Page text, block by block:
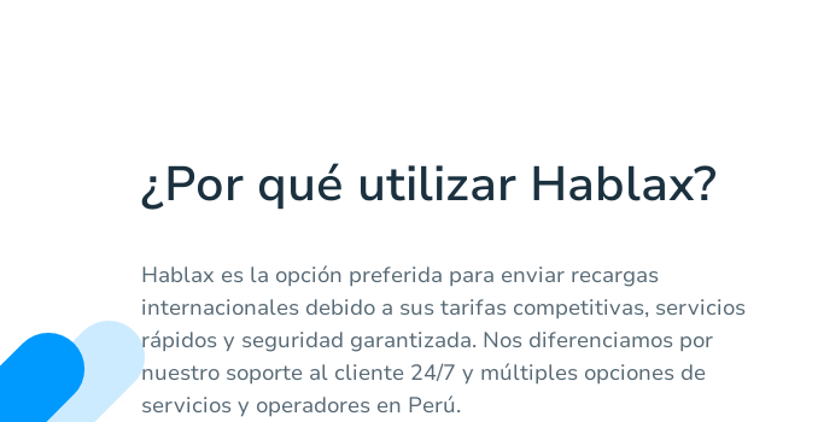
¿Por qué utilizar Hablax?
Hablax es la opción preferida para enviar recargas
internacionales debido a sus tarifas competitivas, servicios
rápidos y seguridad garantizada. Nos diferenciamos por
nuestro soporte al cliente 24/7 y múltiples opciones de
servicios y operadores en Perú.